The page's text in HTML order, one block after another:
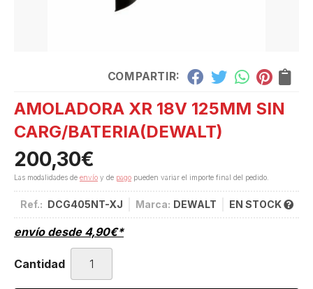
COMPARTIR:
AMOLADORA XR 18V 125MM SIN
CARG/BATERIA(DEWALT)
200,30€
Las modalidades de envío y de pago pueden variar el importe final del pedido.
Ref.: DCG405NT-XJ Marca: DEWALT EN STOCK
envío desde 4,90€*
Cantidad